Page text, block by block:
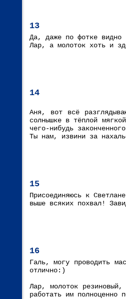
13
Да, даже по фотке видно
Лар, а молоток хоть и
14
Аня, вот всё
солнышке в тёплой
чего-нибудь
Ты нам, извини за
15
Присоединяюсь к
выше всяких похвал!
16
Галь, могу проводить
отлично:)
Лар, молоток
работать им полноценно